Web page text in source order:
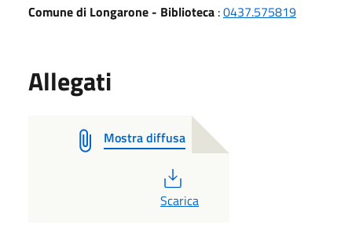
Comune di Longarone - Biblioteca :0437.575819
Allegati
Mostra diffusa
PDF
Scarica